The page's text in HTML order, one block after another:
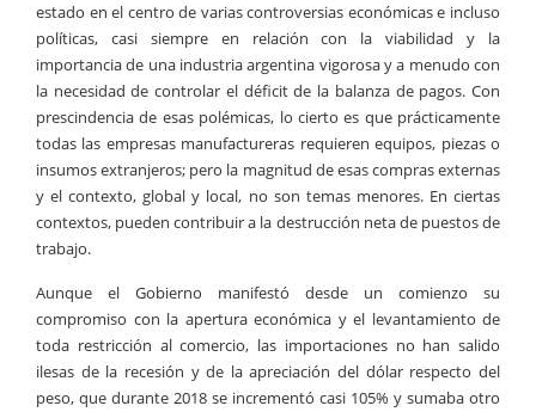
estado en el centro de varias controversias económicas e incluso
políticas, casi siempre en relación con la viabilidad y la
importancia de una industria argentina vigorosa y a menudo con
la necesidad de controlar el déficit de la balanza de pagos. Con
prescindencia de esas polémicas, lo cierto es que prácticamente
todas las empresas manufactureras requieren equipos, piezas o
insumos extranjeros; pero la magnitud de esas compras externas
y el contexto, global y local, no son temas menores. En ciertas
contextos, pueden contribuir a la destrucción neta de puestos de
trabajo.
Aunque el Gobierno manifestó desde un comienzo su
compromiso con la apertura económica y el levantamiento de
toda restricción al comercio, las importaciones no han salido
ilesas de la recesión y de la apreciación del dólar respecto del
peso, que durante 2018 se incrementó casi 105% y sumaba otro